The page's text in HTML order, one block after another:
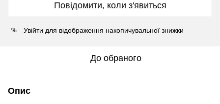
Повідомити, коли з'явиться
% Увійти для відображення накопичувальної знижки
До обраного
Опис